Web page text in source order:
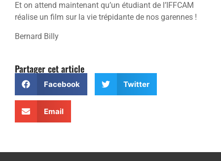
Et on attend maintenant qu’un étudiant de l’IFFCAM
réalise un film sur la vie trépidante de nos garennes !
Bernard Billy
Partager cet article
Facebook Twitter
Email